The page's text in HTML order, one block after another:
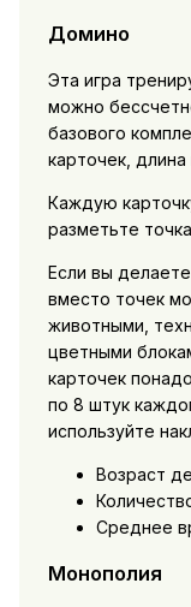
Домино
Эта игра
можно
базового
карточек,
Каждую
разметьте
Если вы
вместо точек
животными,
цветными
карточек
по 8 штук
используйте
Возраст
Среднее
Монополия